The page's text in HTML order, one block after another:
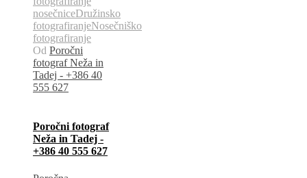
nosečniceDružinsko
fotografiranjeNosečniško
fotografiranje
Od Poročni
fotograf Neža in
Tadej - +386 40
555 627
Poročni fotograf
Neža in Tadej -
+386 40 555 627